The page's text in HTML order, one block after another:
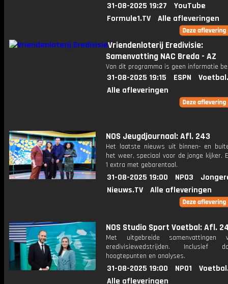
31-08-2025 19:27
YouTube
Formule1.TV
Alle afleveringen
Vriendenloterij Eredivisie:
Samenvatting NAC Breda - AZ
Van dit programma is geen informatie
31-08-2025 19:15 ESPN
Alle afleveringen
NOS Jeugdjournaal: Afl. 243
Het laatste nieuws uit binnen- en
het weer, speciaal voor de jonge kijker.
1 extra met gebarentaal.
31-08-2025 19:00 NPO3
Nieuws.TV
Alle afleveringen
NOS Studio Sport Voetbal: Afl.
Met uitgebreide samenvattingen
eredivisiewedstrijden. Inclusief
hoogtepunten en analyses.
31-08-2025 19:00 NPO1
Alle afleveringen